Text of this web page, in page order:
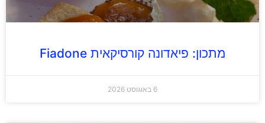
מתכון: פיאדונה קורסיקאית Fiadone
6 באוגוסט 2026